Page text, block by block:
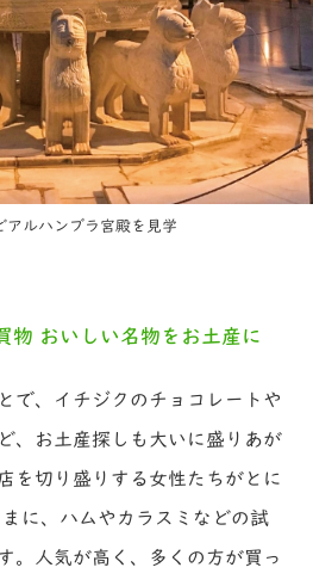
アルハンブラ宮殿を見学
物 おいしい名物をお土産に
で、イチジクのチョコレートや
、お土産探しも大いに盛りあが
を切り盛りする女性たちがとに
に、ハムやカラスミなどの試
。人気が高く、多くの方が買っ